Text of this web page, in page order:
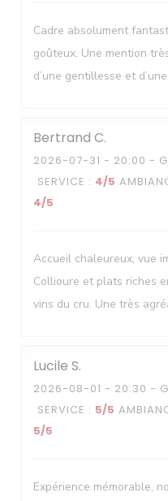
Cadre absolument
goûteux. Une mention
d’une gentillesse et
Bertrand C
2026-07-31 - 20:00 -
SERVICE : 4/5
4/5
Accueil chaleureux, vue
Collioure et plats riches
vins du cru. Une très
Lucile S
2026-08-01 - 20:30 -
SERVICE : 5/5
5/5
Expérience mémorable,